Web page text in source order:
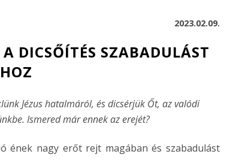
2023.02.09.
DICSŐÍTÉS SZABADULÁST
HOZ
Jézus hatalmáról, és dicsérjük Őt, az valódi
Ismered már ennek az erejét?
ének nagy erőt rejt magában és szabadulást